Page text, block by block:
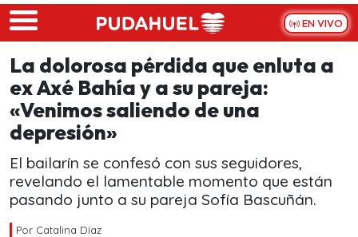
Skip to main content
EN VIVO
La dolorosa pérdida que enluta a
ex Axé Bahía y a su pareja:
«Venimos saliendo de una
depresión»
El bailarín se confesó con sus seguidores,
revelando el lamentable momento que están
pasando junto a su pareja Sofía Bascuñán.
Por Catalina Díaz